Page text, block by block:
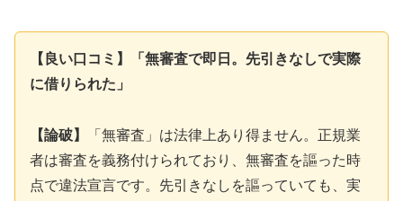
【良い口コミ】「無審査で即日。先引きなしで実際
に借りられた」
【論破】
「無審査」は法律上あり得ません。正規業
者は審査を義務付けられており、無審査を謳った時
点で違法宣言です。先引きなしを謳っていても、実